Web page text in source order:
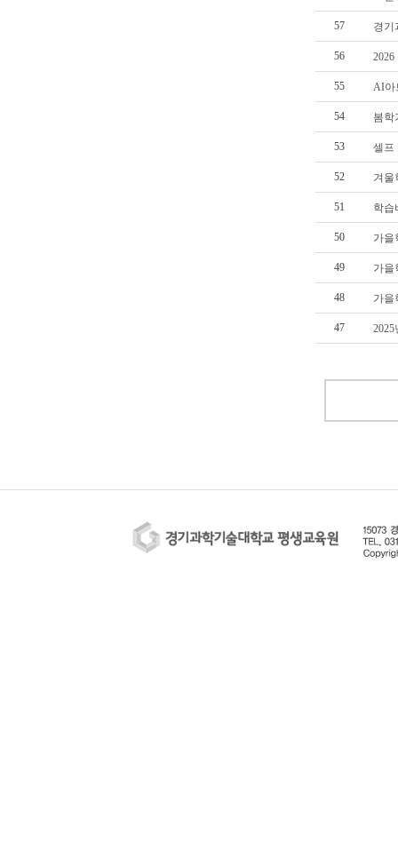
57 경기
56
55 AI아
54 봄
53 셀프
52 겨울
51 학습
50 가을
49 가을
48 가을
47